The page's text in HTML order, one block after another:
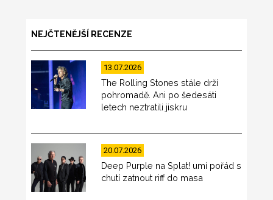
NEJČTENĚJŠÍ RECENZE
13.07.2026
The Rolling Stones stále drží
pohromadě. Ani po šedesáti
letech neztratili jiskru
20.07.2026
Deep Purple na Splat! umí pořád s
chutí zatnout riff do masa